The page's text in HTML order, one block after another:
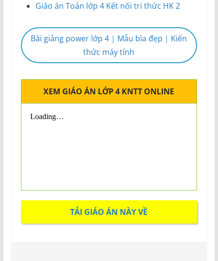
Giáo án Toán lớp 4 Kết nối tri thức HK 2
Bài giảng power lớp 4 | Mẫu bìa đẹp | Kiến
thức máy tính
XEM GIÁO ÁN LỚP 4 KNTT ONLINE
TẢI GIÁO ÁN NÀY VỀ